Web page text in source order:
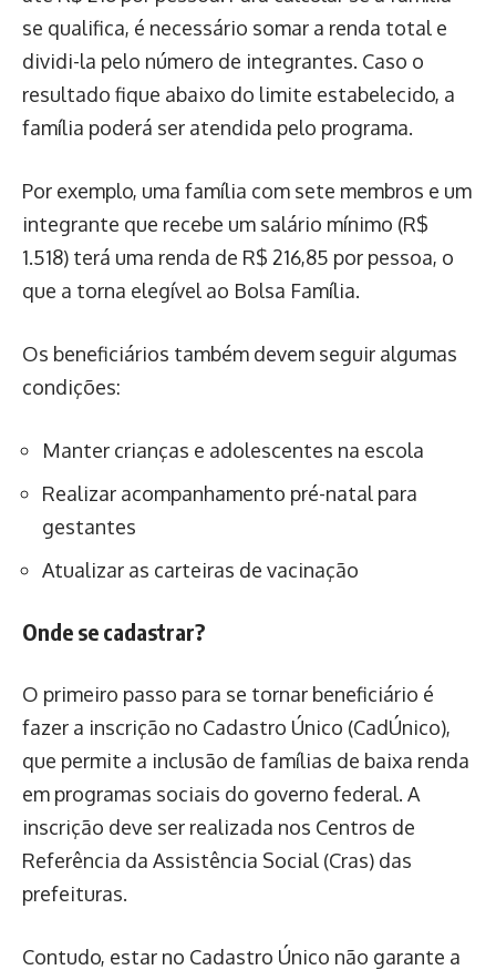
se qualifica, é necessário somar a renda total e
dividi-la pelo número de integrantes. Caso o
resultado fique abaixo do limite estabelecido, a
família poderá ser atendida pelo programa.
Por exemplo, uma família com sete membros e um
integrante que recebe um salário mínimo (R$
1.518) terá uma renda de R$ 216,85 por pessoa, o
que a torna elegível ao Bolsa Família.
Os beneficiários também devem seguir algumas
condições:
Manter crianças e adolescentes na escola
Realizar acompanhamento pré-natal para
gestantes
Atualizar as carteiras de vacinação
Onde se cadastrar?
O primeiro passo para se tornar beneficiário é
fazer a inscrição no Cadastro Único (CadÚnico),
que permite a inclusão de famílias de baixa renda
em programas sociais do governo federal. A
inscrição deve ser realizada nos Centros de
Referência da Assistência Social (Cras) das
prefeituras.
Contudo, estar no Cadastro Único não garante a